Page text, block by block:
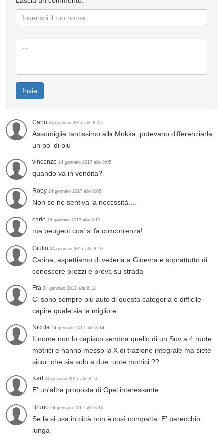
Invia
Carlo 24 gennaio 2017 alle 8:05
Assomiglia tantissimo alla Mokka, potevano differenziarla
un po' di più
vincenzo 24 gennaio 2017 alle 8:05
quando va in vendita?
Roby 24 gennaio 2017 alle 8:08
Non se ne sentiva la necessità....
carlo 24 gennaio 2017 alle 8:10
ma peugeot cosi si fa concorrenza!
Giulio 24 gennaio 2017 alle 8:10
Carina, aspettiamo di vederla a Ginevra e soprattutto di
conoscere prezzi e prova su strada
Fra 24 gennaio 2017 alle 8:12
Ci sono sempre più auto di questa categoria è difficile
capire quale sia la migliore
Nicola 24 gennaio 2017 alle 8:14
Il nome non lo capisco sembra quello di un Suv a 4 ruote
motrici e hanno messo la X di trazione integrale ma siete
sicuri che sia solo a due ruote motrici ??
Karl 24 gennaio 2017 alle 8:14
E' un'altra proposta di Opel interessante
Bruno 24 gennaio 2017 alle 8:16
Se la si usa in città non è così compatta. E' parecchio
lunga